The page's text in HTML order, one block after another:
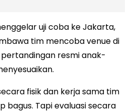
uji coba ke Jakarta,
tim mencoba venue di
resmi anak-
fisik dan kerja sama tim
bagus. Tapi evaluasi secara